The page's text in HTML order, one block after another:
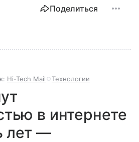
Поделиться
Hi-Tech Mail Технологии
в интернете
лет —